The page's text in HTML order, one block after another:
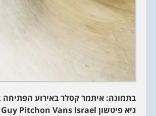
בתמונה: איתמר קסלר באירוע הפתיחה
גיא פיטשון Guy Pitchon Vans Israel